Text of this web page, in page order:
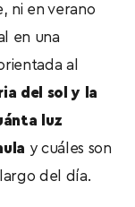
ni en verano
en una
al
del sol y la
luz
y cuáles son
largo del día.